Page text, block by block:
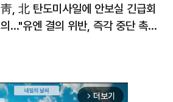
靑, 北 탄도미사일에 안보실 긴급회
의…"유엔 결의 위반, 즉각 중단 촉
arrow_forward_ios 더보기